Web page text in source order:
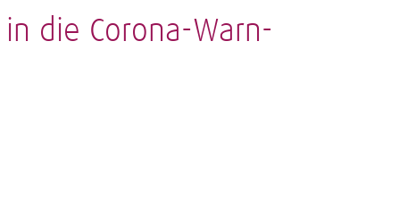
die Corona-Warn-